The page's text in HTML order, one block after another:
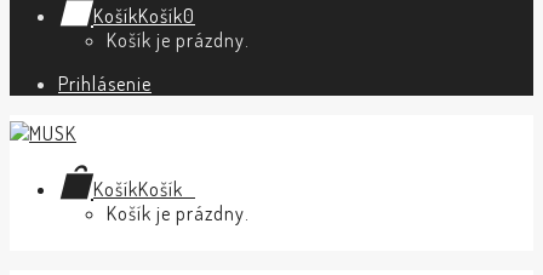
KošíkKošík0
Košík je prázdny.
Prihlásenie
KošíkKošík
Košík je prázdny.